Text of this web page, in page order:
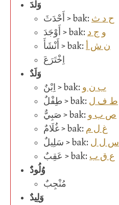
وَلَّدَ
أَحْدَثَ > bak: ح د ث
أَوْجَدَ > bak: و ج د
أَنْشَأَ > bak:
ن ش أ
اِخْتَرَعَ
وَلَدٌ
اِبْنٌ > bak: ب ن و
طِفْلٌ > bak: ط ف ل
صَبِيٌّ > bak: ص ب و
غُلَامٌ > bak: غ ل م
سَلِيلٌ > bak: س ل ل
عَقِبٌ > bak: ع ق ب
وُلُودٌ
مُنْجِبٌ
وَلِيدٌ